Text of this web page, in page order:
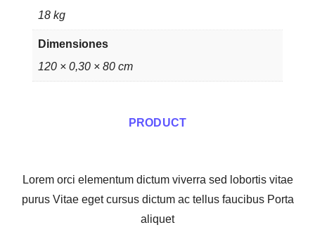
18 kg
Dimensiones
120 × 0,30 × 80 cm
PRODUCT
Lorem orci elementum dictum viverra sed lobortis vitae
purus Vitae eget cursus dictum ac tellus faucibus Porta
aliquet